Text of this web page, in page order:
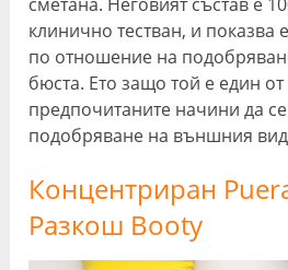
клинично тестван, и показва
по отношение на
бюста. Ето защо той е един
предпочитаните начини да
подобряване на външния
Концентриран
Разкош Booty